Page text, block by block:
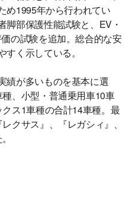
め1995年から行われてい
脚部保護性能試験と、EV・
の試験を追加。総合的な安
く示している。
績が多いものを基本に選
、小型・普通乗用車10車
ス1車種の合計14車種。最
クサス』、『レガシィ』、